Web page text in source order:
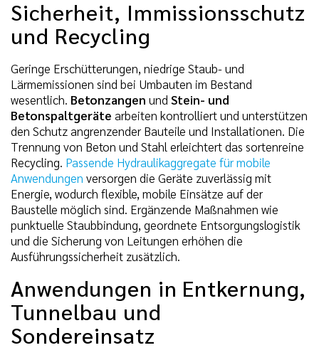
Sicherheit, Immissionsschutz
und Recycling
Geringe Erschütterungen, niedrige Staub- und
Lärmemissionen sind bei Umbauten im Bestand
wesentlich. Betonzangen und Stein- und
Betonspaltgeräte arbeiten kontrolliert und unterstützen
den Schutz angrenzender Bauteile und Installationen. Die
Trennung von Beton und Stahl erleichtert das sortenreine
Recycling. Passende Hydraulikaggregate für mobile
Anwendungen versorgen die Geräte zuverlässig mit
Energie, wodurch flexible, mobile Einsätze auf der
Baustelle möglich sind. Ergänzende Maßnahmen wie
punktuelle Staubbindung, geordnete Entsorgungslogistik
und die Sicherung von Leitungen erhöhen die
Ausführungssicherheit zusätzlich.
Anwendungen in Entkernung,
Tunnelbau und
Sondereinsatz